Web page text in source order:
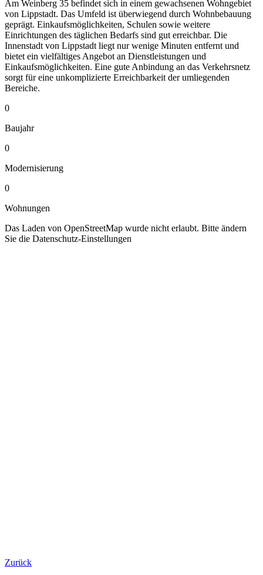
Am Weinberg 35 befindet sich in einem gewachsenen Wohngebiet
von Lippstadt. Das Umfeld ist überwiegend durch Wohnbebauung
geprägt. Einkaufsmöglichkeiten, Schulen sowie weitere
Einrichtungen des täglichen Bedarfs sind gut erreichbar. Die
Innenstadt von Lippstadt liegt nur wenige Minuten entfernt und
bietet ein vielfältiges Angebot an Dienstleistungen und
Einkaufsmöglichkeiten. Eine gute Anbindung an das Verkehrsnetz
sorgt für eine unkomplizierte Erreichbarkeit der umliegenden
Bereiche.
0
Baujahr
0
Modernisierung
0
Wohnungen
Das Laden von OpenStreetMap wurde nicht erlaubt. Bitte ändern
Sie die Datenschutz-Einstellungen
Zurück